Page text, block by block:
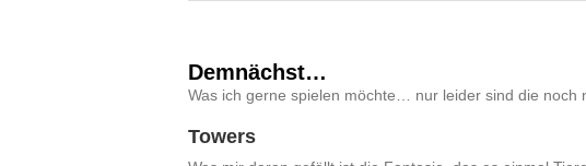
Demnächst…
Was ich gerne spielen möchte… nur leider sind die noch
Towers